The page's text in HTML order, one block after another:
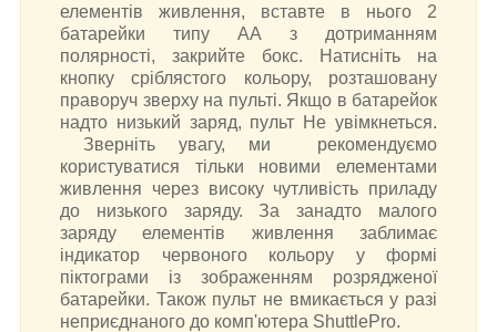
елементів живлення, вставте в нього 2
батарейки типу АА з дотриманням
полярності, закрийте бокс. Натисніть на
кнопку сріблястого кольору, розташовану
праворуч зверху на пульті. Якщо в батарейок
надто низький заряд, пульт Не увімкнеться.
Зверніть увагу, ми рекомендуємо
користуватися тільки новими елементами
живлення через високу чутливість приладу
до низького заряду. За занадто малого
заряду елементів живлення заблимає
індикатор червоного кольору у формі
піктограми із зображенням розрядженої
батарейки. Також пульт не вмикається у разі
неприєднаного до комп'ютера ShuttlePro.